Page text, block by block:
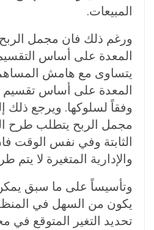
المبيعات.
ورغم ذلك فان مجمل
المعدة على أساس
يتساوى مع هامش
المعدة على أساس تقسيم
وفقاً لسلوكها. ويرجع
مجمل الربح يتطلب طرح
الثابتة وفي نفس الوقت
والإدارية المتغيرة لا يتم
وتأسيساً على ما سبق
يكون من السهل في
تحديد التغير المتوقع في